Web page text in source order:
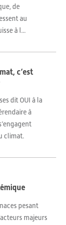
de
au
à l...
c’est
dit OUI à la
à
climat.
pesant
majeurs